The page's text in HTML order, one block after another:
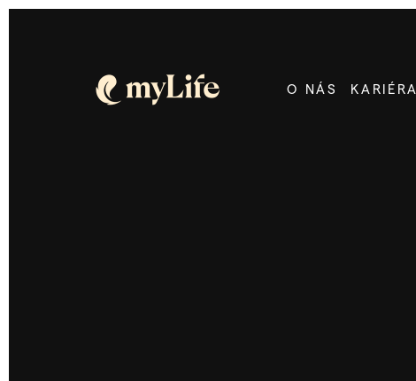
O NÁS KARIÉRA